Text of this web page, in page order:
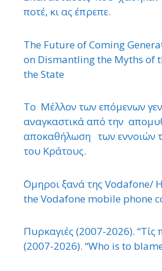
ποτέ, κι ας έπρεπε.
The Future of Coming
on Dismantling the Myths of
the State
Το Μέλλον των επόμενων
αναγκαστικά από την
αποκαθήλωση των εννοιών
του Κράτους.
΄Ομηροι ξανά της Vodafone/
the Vodafone mobile phone
Πυρκαγιές (2007-2026). “Τίς
(2007-2026). “Who is to